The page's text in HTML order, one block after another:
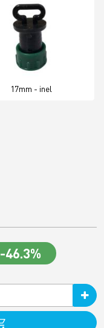
17mm - inel
-46.3%